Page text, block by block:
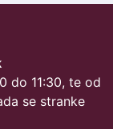
do 11:30, te od
se stranke